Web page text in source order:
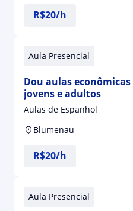
R$20/h
Aula Presencial
Dou aulas
jovens e adultos
Aulas de Espanhol
Blumenau
R$20/h
Aula Presencial